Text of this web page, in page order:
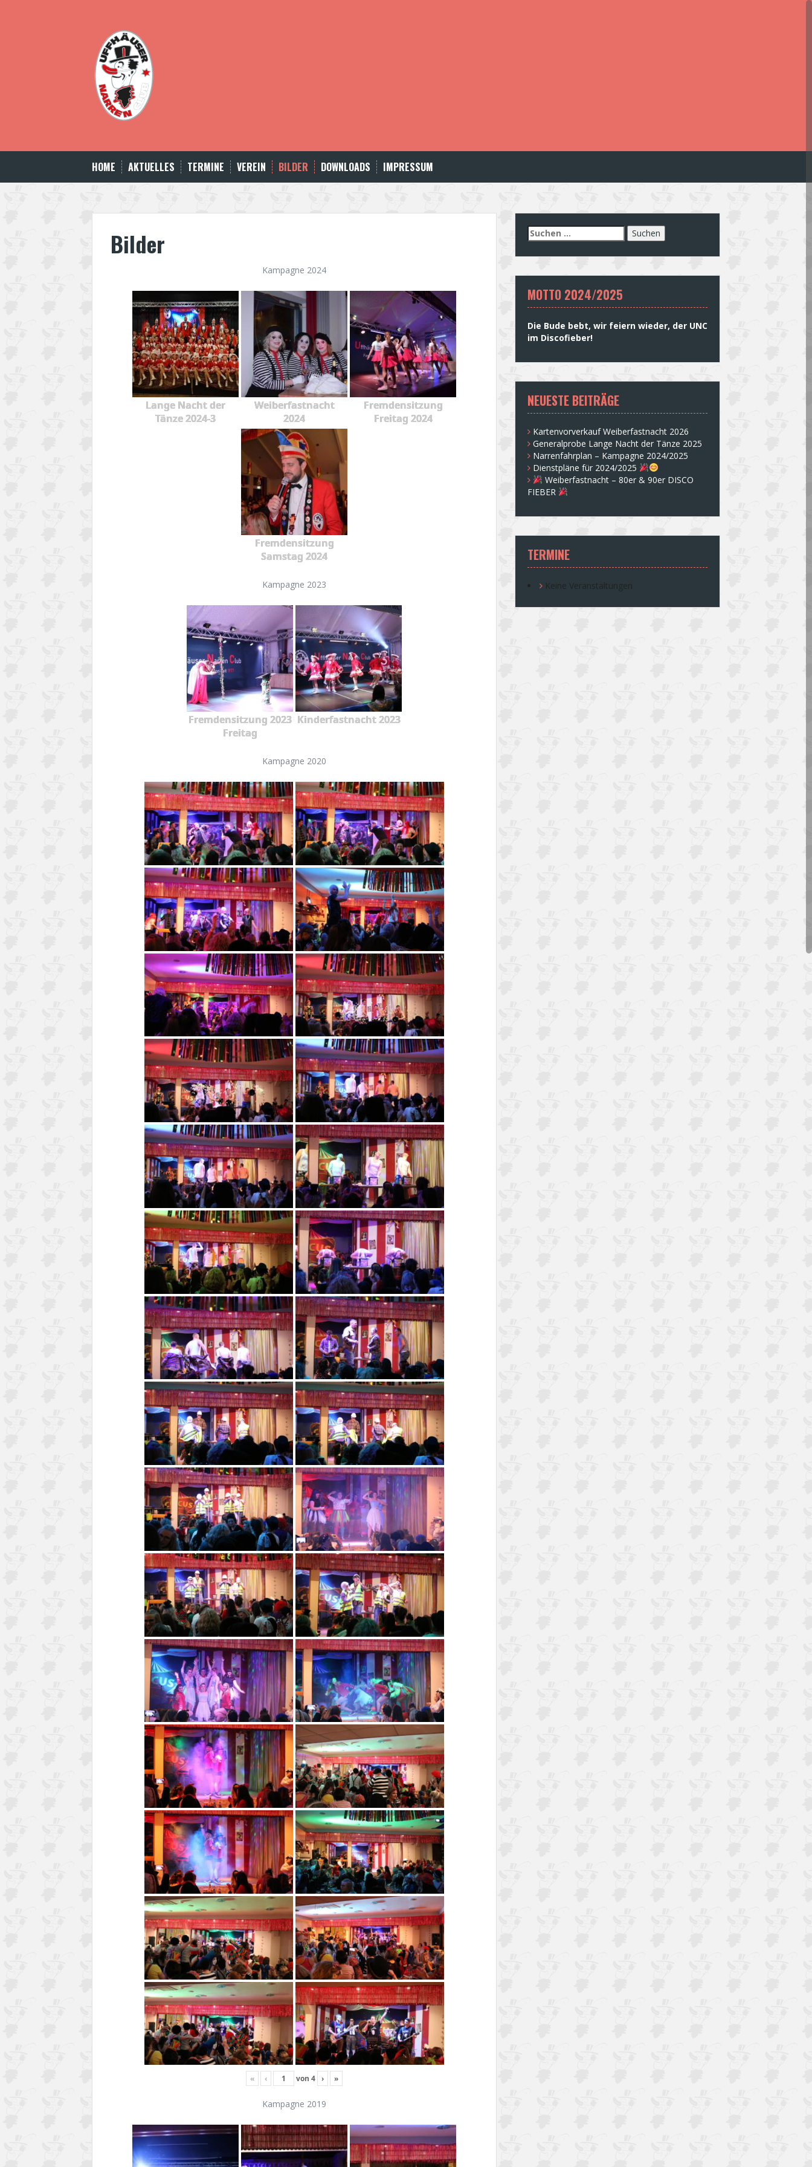
HOME AKTUELLES TERMINE VEREIN BILDER DOWNLOADS IMPRESSUM
Bilder
Kampagne 2024
Lange Nacht der
Tänze 2024-3
Weiberfastnacht
2024
Fremdensitzung
Freitag 2024
Fremdensitzung
Samstag 2024
Kampagne 2023
Fremdensitzung 2023
Freitag
Kinderfastnacht 2023
Kampagne 2020
« ‹ von 4 › »
Kampagne 2019
Suchen
nach:
MOTTO 2024/2025
Die Bude bebt, wir feiern wieder, der UNC
im Discofieber!
NEUESTE BEITRÄGE
Kartenvorverkauf Weiberfastnacht 2026
Generalprobe Lange Nacht der Tänze 2025
Narrenfahrplan – Kampagne 2024/2025
Dienstpläne für 2024/2025
Weiberfastnacht – 80er & 90er DISCO
FIEBER
TERMINE
Keine Veranstaltungen